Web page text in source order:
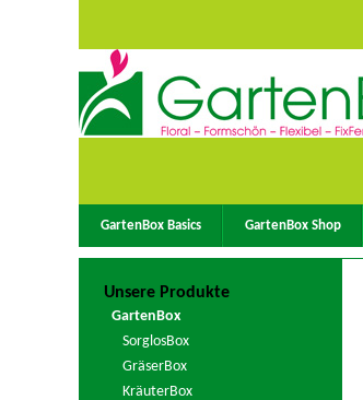
GartenBox Basics GartenBox Shop
Unsere Produkte
GartenBox
SorglosBox
GräserBox
KräuterBox